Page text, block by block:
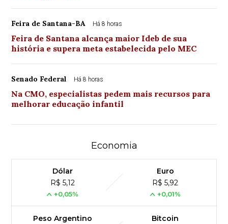
Feira de Santana-BA Há 8 horas
Feira de Santana alcança maior Ideb de sua
história e supera meta estabelecida pelo MEC
Senado Federal Há 8 horas
Na CMO, especialistas pedem mais recursos para
melhorar educação infantil
Economia
Dólar
R$ 5,12
+0,05%
Euro
R$ 5,92
+0,01%
Peso Argentino
Bitcoin